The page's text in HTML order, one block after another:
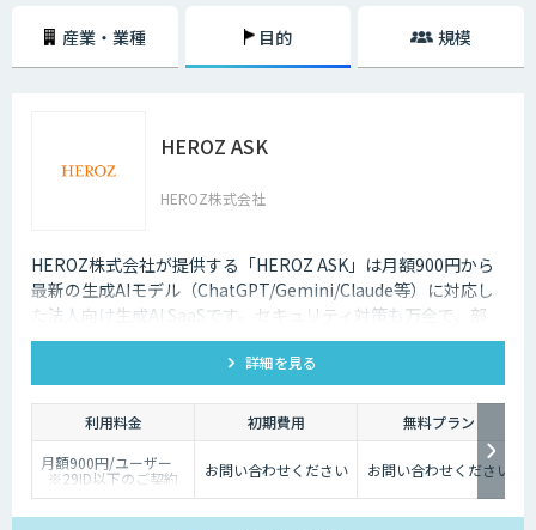
産業・業種 目的 規模
HEROZ ASK
HEROZ株式会社
HEROZ株式会社が提供する「HEROZ ASK」は月額900円から
最新の生成AIモデル（ChatGPT/Gemini/Claude等）に対応し
た法人向け生成AI SaaSです。セキュリティ対策も万全で、部
署・グループごとの活用が可能です。RAGやダッシュボードの
搭載から議事録やOCR、スライド生成等のオプション機能も充
実しており、社内の生成AI活用の促進、定着までを伴走して支
援します。
詳細を見る
利用料金 初期費用
無料プラン
月額900円/ユーザー
※29ID以下のご契約
は、月額1,980円/ユー
お問い合わせください お問い合わせください